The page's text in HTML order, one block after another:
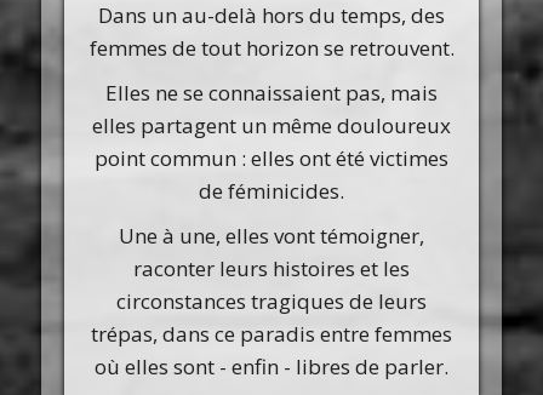
Dans un au-delà hors du temps, des
femmes de tout horizon se retrouvent.
Elles ne se connaissaient pas, mais
elles partagent un même douloureux
point commun : elles ont été victimes
de féminicides.
Une à une, elles vont témoigner,
raconter leurs histoires et les
circonstances tragiques de leurs
trépas, dans ce paradis entre femmes
où elles sont - enfin - libres de parler.